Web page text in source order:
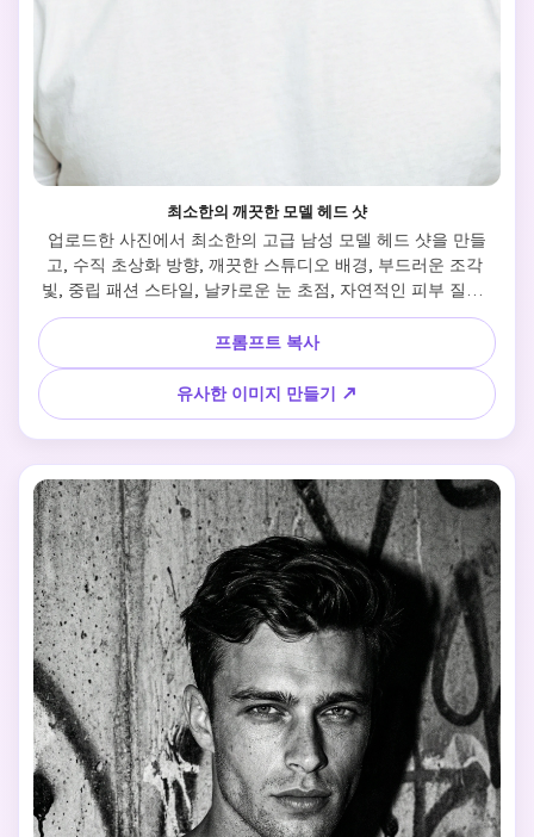
최소한의 깨끗한 모델 헤드 샷
업로드한 사진에서 최소한의 고급 남성 모델 헤드 샷을 만들
고, 수직 초상화 방향, 깨끗한 스튜디오 배경, 부드러운 조각
빛, 중립 패션 스타일, 날카로운 눈 초점, 자연적인 피부 질감,
얕은 영역 깊이, 전문 대리 디지털 모습, 럭셔리 잡지 초상화 품
질, 초사실적
프롬프트 복사
유사한 이미지 만들기 ↗